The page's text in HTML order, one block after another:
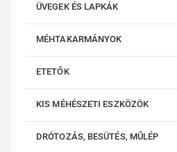
ÜVEGEK ÉS LAPKÁK
MÉHTAKARMÁNYOK
ETETŐK
KIS MÉHÉSZETI ESZKÖZÖK
DRÓTOZÁS, BESÜTÉS, MŰLÉP